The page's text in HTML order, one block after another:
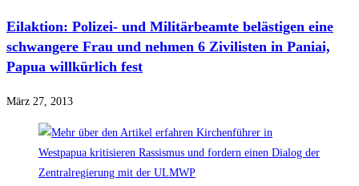
Eilaktion: Polizei- und Militärbeamte belästigen eine
schwangere Frau und nehmen 6 Zivilisten in Paniai,
Papua willkürlich fest
März 27, 2013